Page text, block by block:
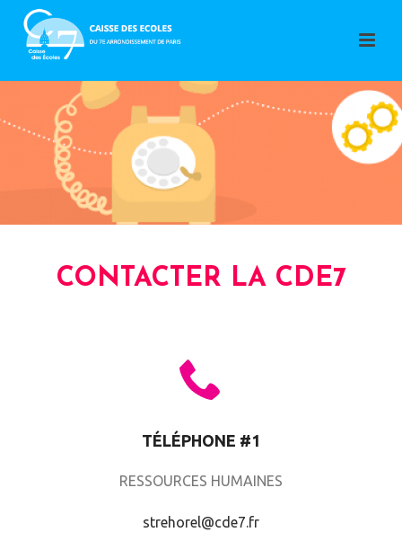
CONTACTER LA CDE7
TÉLÉPHONE #1
RESSOURCES HUMAINES
strehorel@cde7.fr